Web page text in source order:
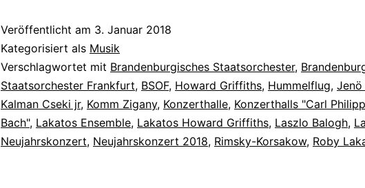
ein
Veröffentlicht am 3. Januar 2018
Kategorisiert als Musik
Verschlagwortet mit Brandenburgisches Staatsorchester,
Staatsorchester Frankfurt, BSOF, Howard Griffiths, Hummelflug, Jenö
Kalman Cseki jr, Komm Zigany, Konzerthalle, Konzerthalls "Carl
Bach", Lakatos Ensemble, Lakatos Howard Griffiths, Laszlo Balogh,
Neujahrskonzert, Neujahrskonzert 2018, Rimsky-Korsakow, Roby